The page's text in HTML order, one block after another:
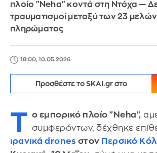
πλοίο "Neha" κοντά στη Ντόχα —
τραυματισμοί μεταξύ των 23
πληρώματος
18:00, 10.05.2026
Προσθέστε το SKAI.gr στο
Τ ο εμπορικό πλοίο "Neha",
συμφερόντων, δέχθηκε
ιρανικά drones στον Περσικό